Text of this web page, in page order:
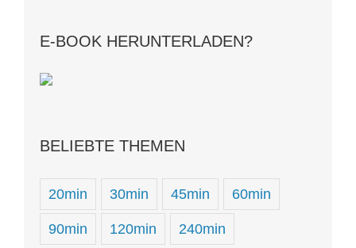
E-BOOK HERUNTERLADEN?
BELIEBTE THEMEN
20min 30min 45min 60min
90min 120min 240min